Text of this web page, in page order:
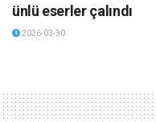
ünlü eserler çalındı
2026-03-30